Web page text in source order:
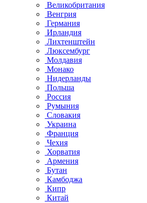
Великобритания
Венгрия
Германия
Ирландия
Лихтенштейн
Люксембург
Молдавия
Монако
Нидерланды
Польша
Россия
Румыния
Словакия
Украина
Франция
Чехия
Хорватия
Армения
Бутан
Камбоджа
Кипр
Китай